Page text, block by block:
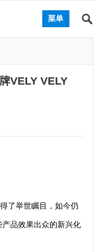
菜单
VELY VELY
了举世瞩目，如今仍
品效果出众的新兴化